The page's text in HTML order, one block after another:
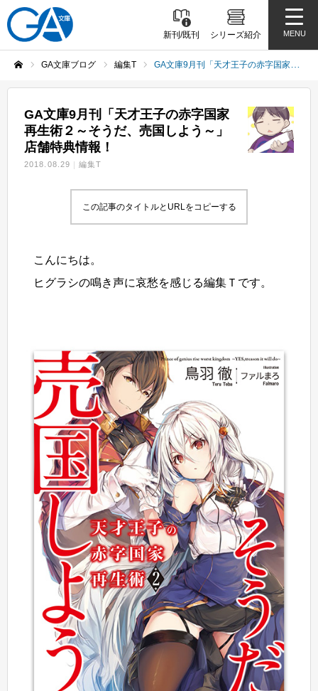
新刊/既刊 シリーズ紹介 MENU
GA文庫ブログ 編集T GA文庫9月刊「天才王子の赤字国家再生術２～そうだ、売国しよう～」店舗特典情報！
GA文庫9月刊「天才王子の赤字国家
再生術２～そうだ、売国しよう～」
店舗特典情報！
2018.08.29 編集T
この記事のタイトルとURLをコピーする
こんにちは。
ヒグラシの鳴き声に哀愁を感じる編集Ｔです。